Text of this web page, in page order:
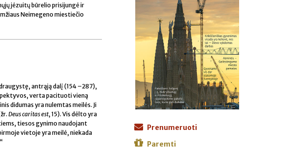
jėzuitų būrelio prisijungė ir
Neimegeno miestiečio
antrąją dalį (154 –287),
verta pacituoti vieną
didumas yra nulemtas meilės. Ji
Deus caritas est, 15). Vis dėlto yra
tiesos gynimo naudojant
vietoje yra meilė, niekada
Prenumeruoti
Paremti